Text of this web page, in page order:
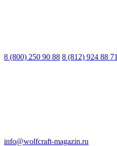
8 (800) 250 90 88 8 (812) 924 88 71
info@wolfcraft-magazin.ru